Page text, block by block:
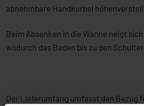
abnehmbare Handkurbel
Beim Absenken in die Wanne neigt
wodurch das Baden bis zu den
Der Lieferumfang umfasst den Bezug